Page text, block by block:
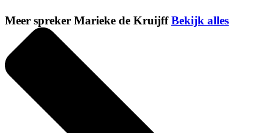
Meer spreker Marieke de KruijffBekijk alles